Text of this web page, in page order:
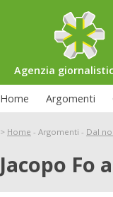
Agenzia
Home Argomenti
> Home - Argomenti - Dal
Jacopo